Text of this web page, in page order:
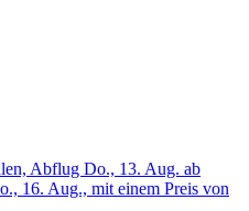
Abflug Do., 13. Aug. ab
16. Aug., mit einem Preis von